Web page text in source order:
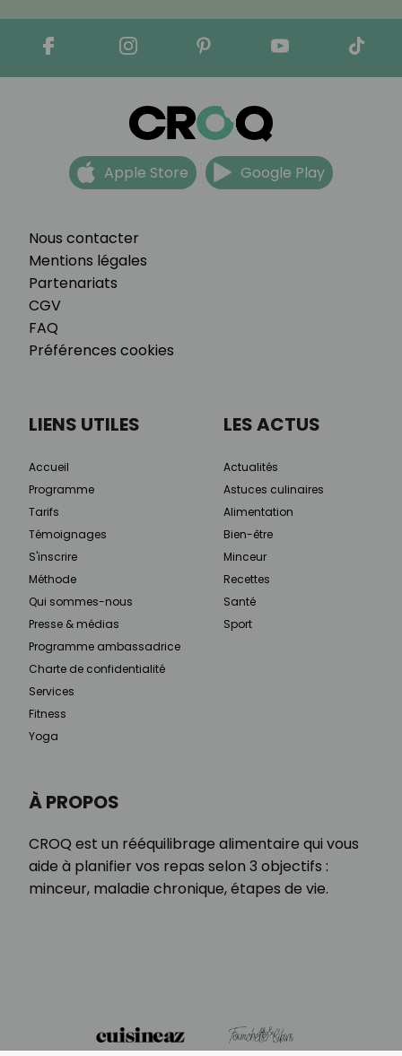
Nous contacter
Mentions légales
Partenariats
CGV
FAQ
Préférences cookies
Apple Store Google Play
À PROPOS
CROQ est un rééquilibrage alimentaire qui vous
aide à planifier vos repas selon 3 objectifs :
minceur, maladie chronique, étapes de vie.
LIENS UTILES
Accueil
Programme
Tarifs
Témoignages
S'inscrire
Méthode
Qui sommes-nous
Presse & médias
Programme ambassadrice
Charte de confidentialité
Services
Fitness
Yoga
LES ACTUS
Actualités
Astuces culinaires
Alimentation
Bien-être
Minceur
Recettes
Santé
Sport